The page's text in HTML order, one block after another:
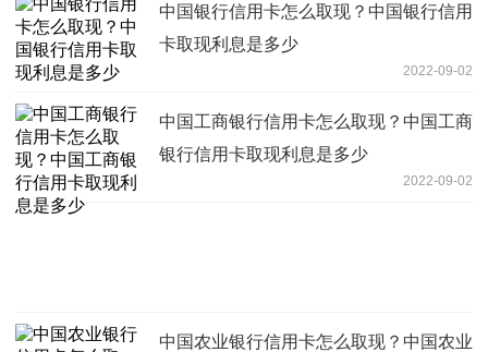
中国银行信用卡怎么取现？中国银行信用
卡取现利息是多少
2022-09-02
中国工商银行信用卡怎么取现？中国工商
银行信用卡取现利息是多少
2022-09-02
中国农业银行信用卡怎么取现？中国农业